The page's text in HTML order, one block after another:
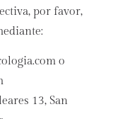
por favor,
o
13, San